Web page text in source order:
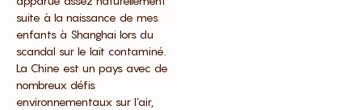
suite à la naissance de mes
enfants à Shanghai lors du
scandal sur le lait contaminé.
La Chine est un pays avec de
nombreux défis
environnementaux sur l’air,